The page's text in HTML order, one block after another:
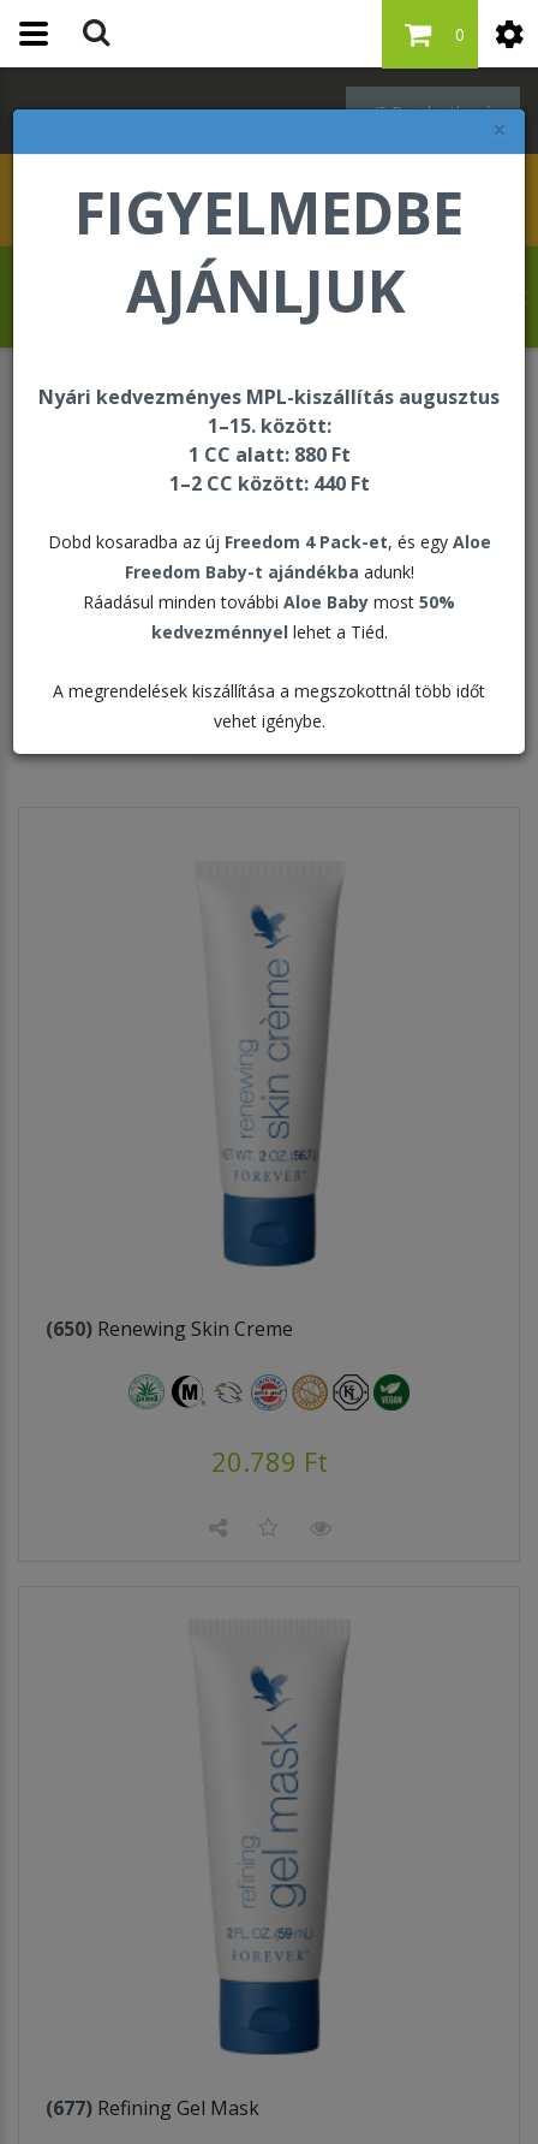
×
FIGYELMEDBE
AJÁNLJUK
Nyári kedvezményes MPL-kiszállítás augusztus
1–15. között:
1 CC alatt: 880 Ft
1–2 CC között: 440 Ft
Dobd kosaradba az új Freedom 4 Pack-et, és egy Aloe
Freedom Baby-t ajándékba adunk!
Ráadásul minden további Aloe Baby most 50%
kedvezménnyel lehet a Tiéd.
A megrendelések kiszállítása a megszokottnál több időt
vehet igénybe.
Bejelentkezés
0
Molnár Tibor üdvözli Önt a Forever Living
internetes áruházában!
Bőrápolás - Targeted Skincare
Bőrápolás - Targeted
Skincare
(650) Renewing Skin Creme
20.789 Ft
(677) Refining Gel Mask